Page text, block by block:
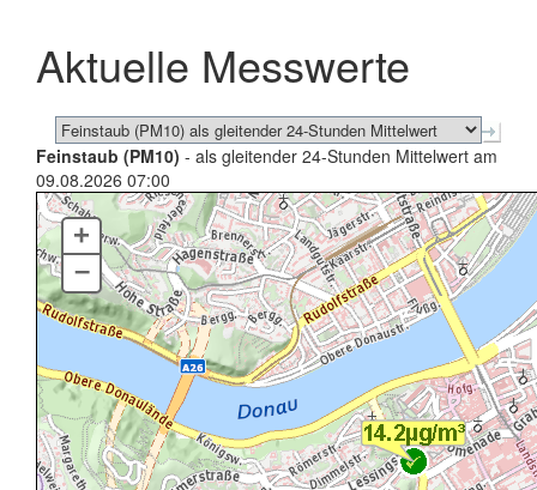
schließen
Aktuelle Messwerte
Feinstaub (PM10) - als gleitender 24-Stunden Mittelwert am
09.08.2026 07:00
+
–